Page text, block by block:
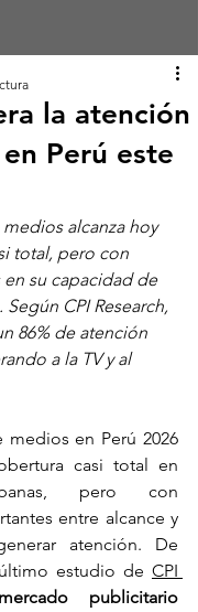
la atención
Perú este
alcanza hoy
total, pero con
en su capacidad de
CPI Research,
86% de atención
a la TV y al
medios en Perú 2026
casi total en
pero con
entre alcance y
atención. De
estudio de CPI
mercado publicitario